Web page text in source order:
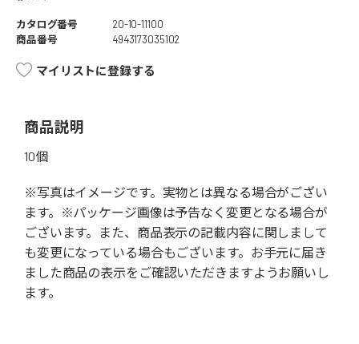
カタログ番号
20-10-11100
商品番号
4943173035102
マイリストに登録する
商品説明
10個
※写真はイメージです。実物とは異なる場合がござい
ます。※パッケージ画像は予告なく変更となる場合が
ございます。また、商品表示の記載内容に関しまして
も変更になっている場合もございます。お手元に届き
ました商品の表示をご確認いただきますようお願いし
ます。